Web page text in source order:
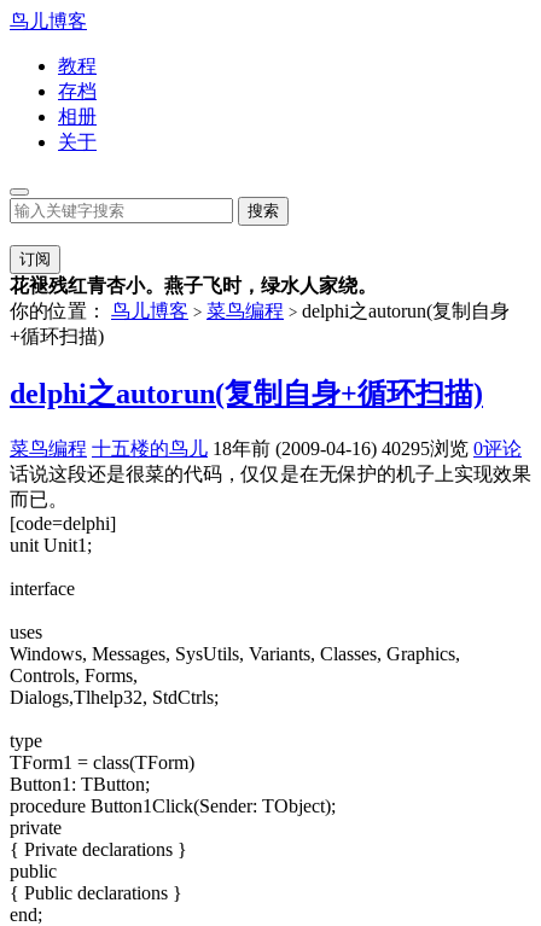
鸟儿博客
教程
存档
相册
关于
订阅
花褪残红青杏小。燕子飞时，绿水人家绕。
你的位置： 鸟儿博客 > 菜鸟编程 > delphi之autorun(复制自身
+循环扫描)
delphi之autorun(复制自身+循环扫描)
菜鸟编程 十五楼的鸟儿 18年前 (2009-04-16) 40295浏览 0评论
话说这段还是很菜的代码，仅仅是在无保护的机子上实现效果
而已。
[code=delphi]
unit Unit1;
interface
uses
Windows, Messages, SysUtils, Variants, Classes, Graphics,
Controls, Forms,
Dialogs,Tlhelp32, StdCtrls;
type
TForm1 = class(TForm)
Button1: TButton;
procedure Button1Click(Sender: TObject);
private
{ Private declarations }
public
{ Public declarations }
end;